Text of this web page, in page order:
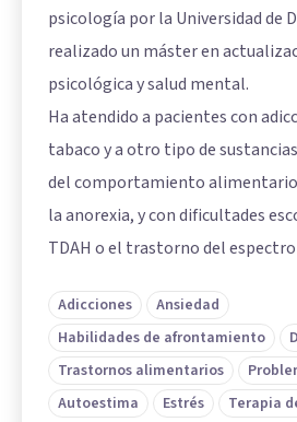
psicología por la Universidad de
realizado un máster en
psicológica y salud mental.
Ha atendido a pacientes con
tabaco y a otro tipo de
del comportamiento
la anorexia, y con dificultades
TDAH o el trastorno del
Adicciones
Ansiedad
Habilidades de afrontamiento
Trastornos alimentarios
Autoestima
Estrés Terapia